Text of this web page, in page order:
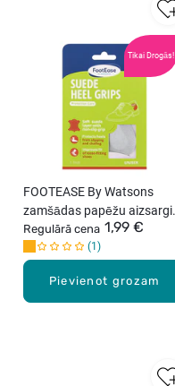
Tikai Drogās!
Pievienot grozam
FOOTEASE By Watsons
zamšādas papēžu aizsargi
apaviem, 1pāris
Regulārā cena 1,99 €
1